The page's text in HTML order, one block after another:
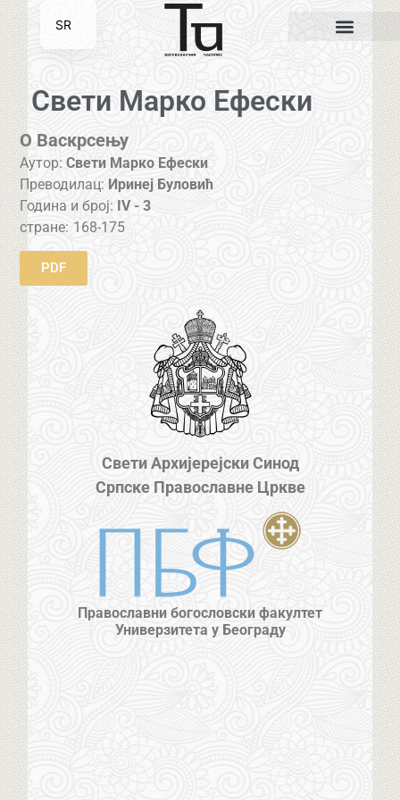
Свети Марко Ефески
О Васкрсењу
Аутор: Свети Марко Ефески
Преводилац: Иринеј Буловић
Година и број: IV - 3
стране: 168-175
PDF
Свети Архијерејски Синод
Српске Православне Цркве
Православни богословски факултет
Универзитета у Београду
SR
EN